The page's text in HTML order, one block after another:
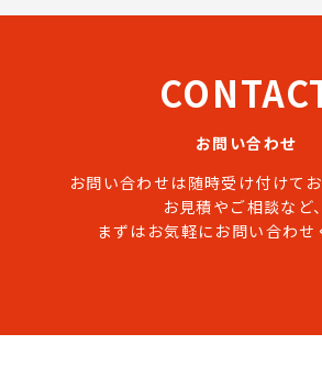
お問い合わせ
お問い合わせは随時受け付けてお
お見積やご相談など、
まずはお気軽にお問い合わ